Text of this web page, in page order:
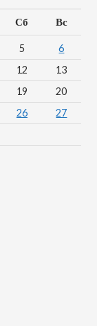
Сб Вс
5
6
12
13
19
20
26
27